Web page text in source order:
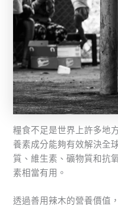
糧食不足是世界上許多地
養素成分能夠有效解決全
質、維生素、礦物質和抗
素相當有用。
透過善用辣木的營養價值